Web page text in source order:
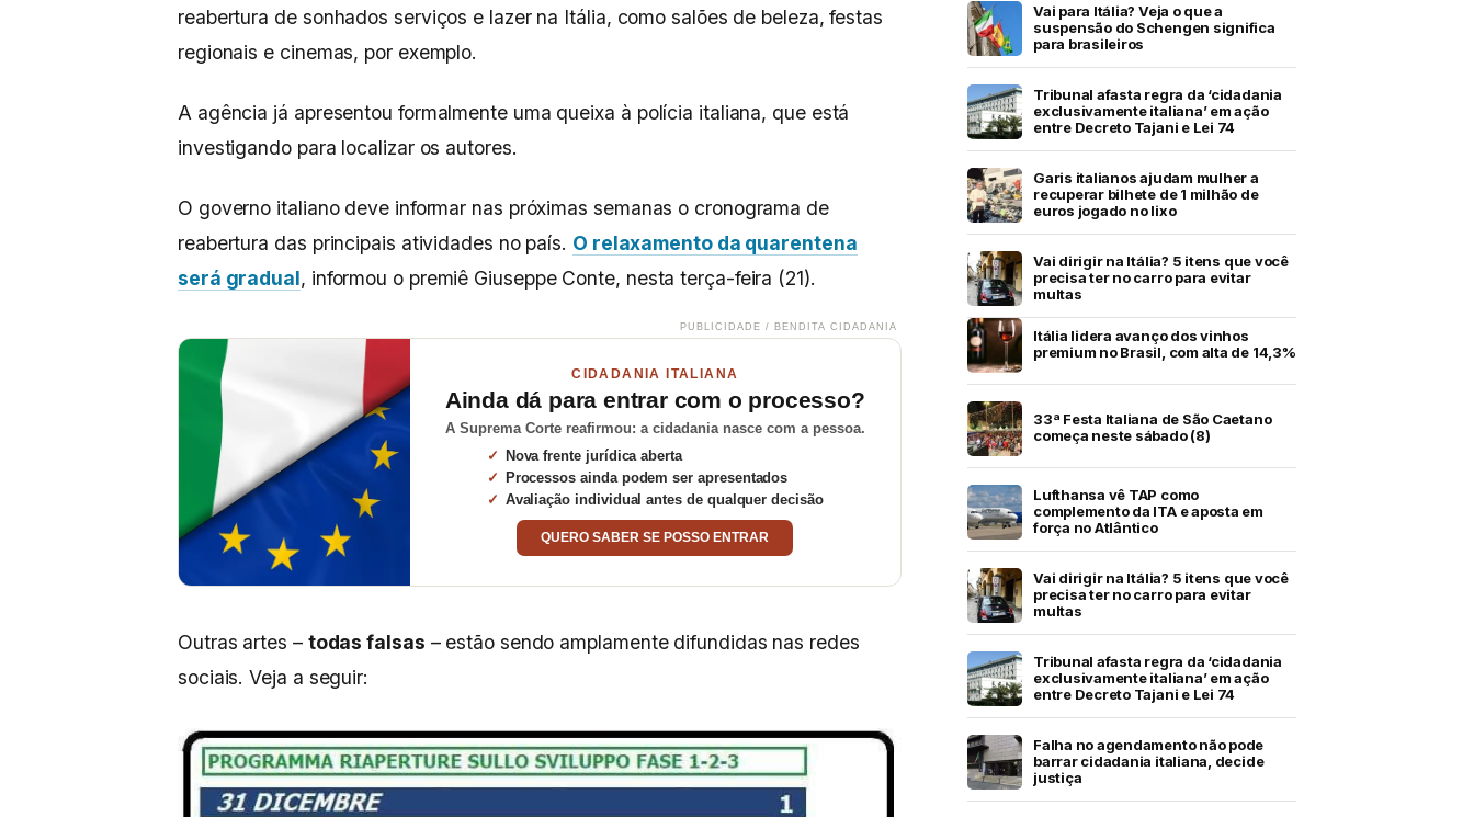
reabertura de sonhados serviços e lazer na Itália, como salões de beleza, festas
regionais e cinemas, por exemplo.
A agência já apresentou formalmente uma queixa à polícia italiana, que está
investigando para localizar os autores.
O governo italiano deve informar nas próximas semanas o cronograma de
reabertura das principais atividades no país. O relaxamento da quarentena
será gradual, informou o premiê Giuseppe Conte, nesta terça-feira (21).
PUBLICIDADE / BENDITA CIDADANIA
CIDADANIA ITALIANA
Ainda dá para entrar com o processo?
A Suprema Corte reafirmou: a cidadania nasce com a pessoa.
Nova frente jurídica aberta
Processos ainda podem ser apresentados
Avaliação individual antes de qualquer decisão
QUERO SABER SE POSSO ENTRAR
Outras artes – todas falsas – estão sendo amplamente difundidas nas redes
sociais. Veja a seguir:
Vai para Itália? Veja o que a
suspensão do Schengen significa
para brasileiros
Tribunal afasta regra da ‘cidadania
exclusivamente italiana’ em ação
entre Decreto Tajani e Lei 74
Garis italianos ajudam mulher a
recuperar bilhete de 1 milhão de
euros jogado no lixo
Vai dirigir na Itália? 5 itens que você
precisa ter no carro para evitar
multas
Itália lidera avanço dos vinhos
premium no Brasil, com alta de 14,3%
33ª Festa Italiana de São Caetano
começa neste sábado (8)
Lufthansa vê TAP como
complemento da ITA e aposta em
força no Atlântico
Vai dirigir na Itália? 5 itens que você
precisa ter no carro para evitar
multas
Tribunal afasta regra da ‘cidadania
exclusivamente italiana’ em ação
entre Decreto Tajani e Lei 74
Falha no agendamento não pode
barrar cidadania italiana, decide
justiça